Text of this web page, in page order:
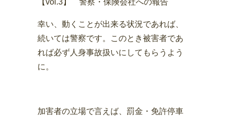
幸い、動くことが出来る状況であれば、
続いては警察です。このとき被害者であ
れば必ず人身事故扱いにしてもらうよう
に。
加害者の立場で言えば、罰金・免許停車